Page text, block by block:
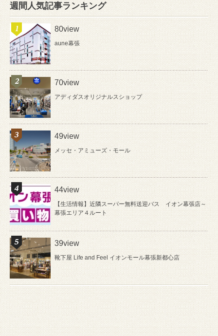
週間人気記事ランキング
80view
aune幕張
70view
アディダスオリジナルスショップ
49view
メッセ・アミューズ・モール
44view
【生活情報】近隣スーパー無料送迎バス イオン幕張店～
幕張エリア４ルート
39view
靴下屋 Life and Feel イオンモール幕張新都心店